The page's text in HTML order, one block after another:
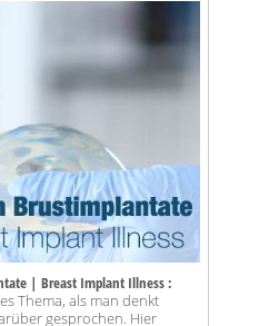
| Breast Implant Illness :
Thema, als man denkt
gesprochen. Hier